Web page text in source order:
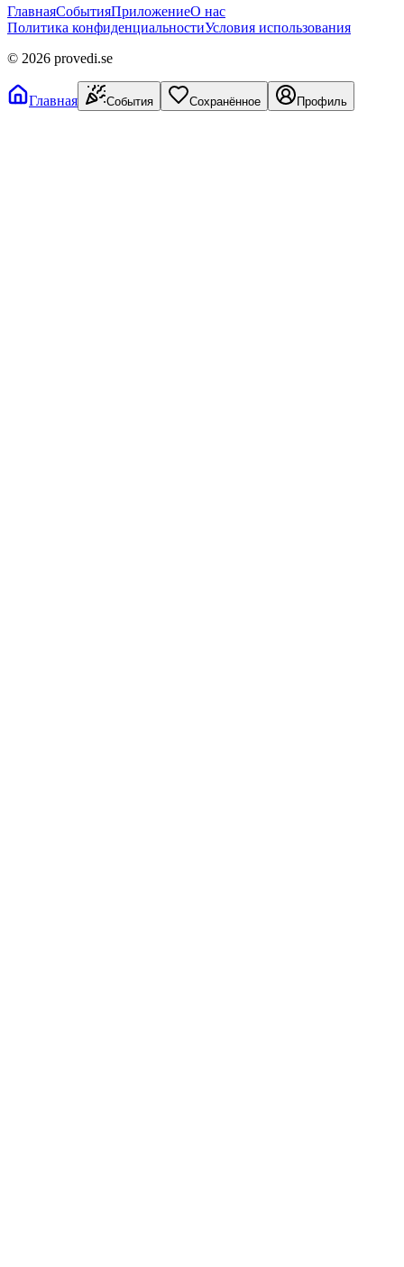
ГлавнаяСобытияПриложениеО нас
Политика конфиденциальностиУсловия использования
© 2026 provedi.se
Главная События Сохранённое Профиль